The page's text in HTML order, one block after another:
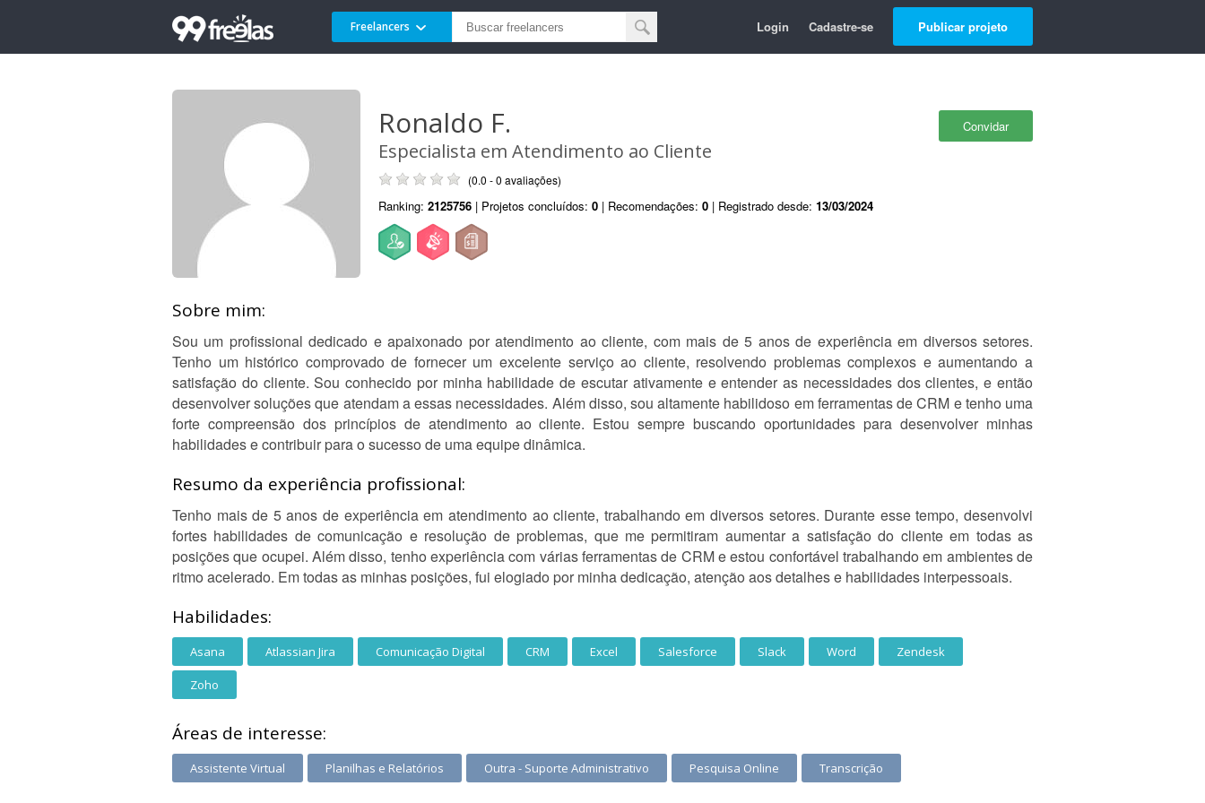
Freelancers Login Cadastre-se Publicar projeto
Convidar
Ronaldo F.
Especialista em Atendimento ao Cliente
(0.0 - 0 avaliações)
Ranking: 2125756 | Projetos concluídos: 0 | Recomendações: 0 | Registrado desde: 13/03/2024
Sobre mim:
Sou um profissional dedicado e apaixonado por atendimento ao cliente, com mais de 5 anos de experiência em diversos setores.
Tenho um histórico comprovado de fornecer um excelente serviço ao cliente, resolvendo problemas complexos e aumentando a
satisfação do cliente. Sou conhecido por minha habilidade de escutar ativamente e entender as necessidades dos clientes, e então
desenvolver soluções que atendam a essas necessidades. Além disso, sou altamente habilidoso em ferramentas de CRM e tenho uma
forte compreensão dos princípios de atendimento ao cliente. Estou sempre buscando oportunidades para desenvolver minhas
habilidades e contribuir para o sucesso de uma equipe dinâmica.
Resumo da experiência profissional:
Tenho mais de 5 anos de experiência em atendimento ao cliente, trabalhando em diversos setores. Durante esse tempo, desenvolvi
fortes habilidades de comunicação e resolução de problemas, que me permitiram aumentar a satisfação do cliente em todas as
posições que ocupei. Além disso, tenho experiência com várias ferramentas de CRM e estou confortável trabalhando em ambientes de
ritmo acelerado. Em todas as minhas posições, fui elogiado por minha dedicação, atenção aos detalhes e habilidades interpessoais.
Habilidades:
Asana Atlassian Jira Comunicação Digital CRM Excel Salesforce Slack Word Zendesk
Zoho
Áreas de interesse:
Assistente Virtual Planilhas e Relatórios Outra - Suporte Administrativo Pesquisa Online Transcrição